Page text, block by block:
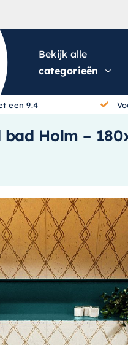
Bekijk alle
categorieën
een 9.4
Holm –